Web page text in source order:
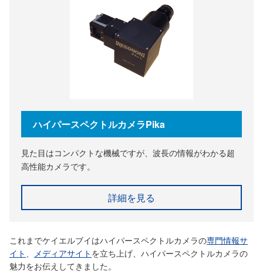
ハイパースペクトルカメラPika
見た目はコンパクトな機械ですが、波長の情報がわかる超
高性能カメラです。
詳細を見る
これまでケイエルブイはハイパースペクトルカメラの専門情報サ
イト
メディアサイト を立ち上げ、ハイパースペクトルカメラの
魅力をお伝えしてきました。